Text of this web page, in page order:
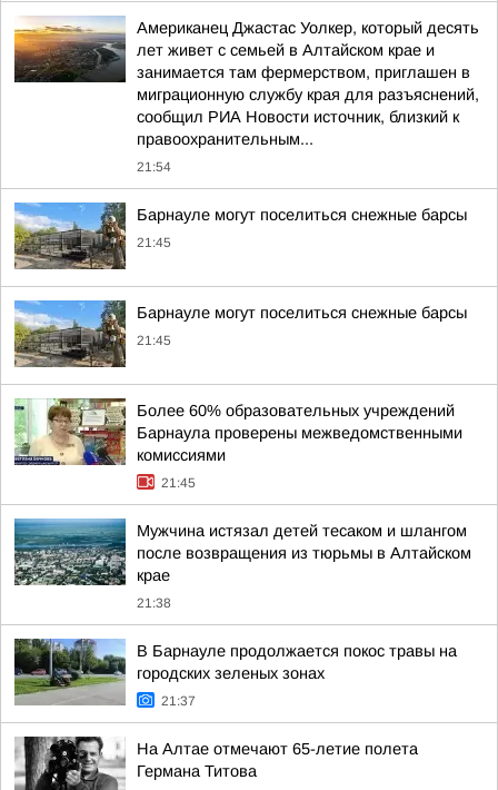
Американец Джастас Уолкер, который десять
лет живет с семьей в Алтайском крае и
занимается там фермерством, приглашен в
миграционную службу края для разъяснений,
сообщил РИА Новости источник, близкий к
правоохранительным...
21:54
Барнауле могут поселиться снежные барсы
21:45
Барнауле могут поселиться снежные барсы
21:45
Более 60% образовательных учреждений
Барнаула проверены межведомственными
комиссиями
21:45
Мужчина истязал детей тесаком и шлангом
после возвращения из тюрьмы в Алтайском
крае
21:38
В Барнауле продолжается покос травы на
городских зеленых зонах
21:37
На Алтае отмечают 65-летие полета
Германа Титова